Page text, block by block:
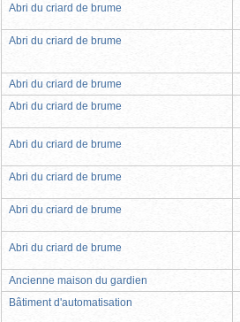
Abri du criard de brume
Abri du criard de brume
Abri du criard de brume
Abri du criard de brume
Abri du criard de brume
Abri du criard de brume
Abri du criard de brume
Abri du criard de brume
Ancienne maison du gardien
Bâtiment d'automatisation